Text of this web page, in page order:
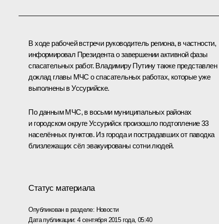
В ходе рабочей встречи руководитель региона, в частности,
информировал Президента о завершении активной фазы
спасательных работ. Владимиру Путину также представлен
доклад главы МЧС о спасательных работах, которые уже
выполнены в Уссурийске.
По данным МЧС, в восьми муниципальных районах
и городском округе Уссурийск произошло подтопление 33
населённых пунктов. Из города и пострадавших от паводка
близлежащих сёл эвакуированы сотни людей.
Статус материала
Опубликован в разделе: Новости
Дата публикации:4 сентября 2015 года, 05:40